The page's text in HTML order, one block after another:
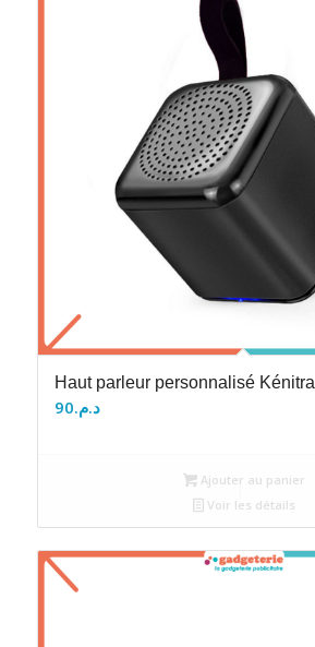
Haut parleur personnalisé Kénitra
د.م.90
Ajouter au panier
Voir les détails